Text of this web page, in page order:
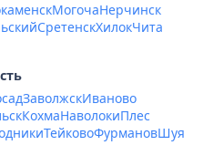
МогочаНерчинск
СретенскХилокЧита
ЗаволжскИваново
КохмаНаволокиПлес
ТейковоФурмановШуя